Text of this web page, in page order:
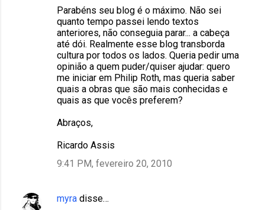
Parabéns seu blog é o máximo. Não sei
quanto tempo passei lendo textos
anteriores, não conseguia parar... a cabeça
até dói. Realmente esse blog transborda
cultura por todos os lados. Queria pedir uma
opinião a quem puder/quiser ajudar: quero
me iniciar em Philip Roth, mas queria saber
quais a obras que são mais conhecidas e
quais as que vocês preferem?
Abraços,
Ricardo Assis
9:41 PM, fevereiro 20, 2010
myra disse…